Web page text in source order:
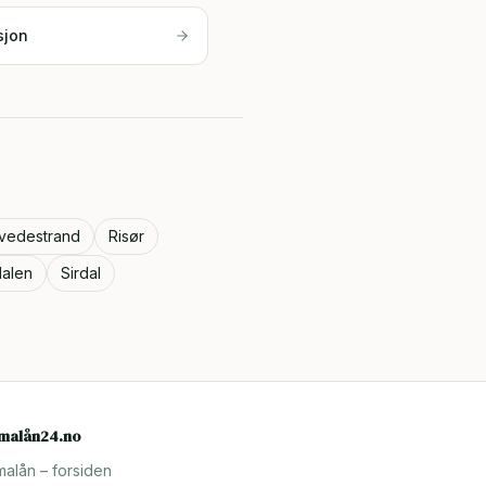
Risør
Sirdal
– forsiden